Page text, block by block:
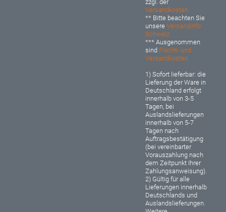
zzgl. der
Versandkosten
** Bitte beachten Sie
unsereVersandinfo
Schweiz
*** Ausgenommen
sind Fracht- und
Versandkosten
1) Sofort lieferbar: die
Lieferung der Ware in
Deutschland erfolgt
innerhalb von 3-5
Tagen, bei
Auslandslieferungen
innerhalb von 5-7
Tagen nach
Auftragsbestätigung
(bei vereinbarter
Vorauszahlung nach
dem Zeitpunkt Ihrer
Zahlungsanweisung).
2) Gültig für alle
Lieferungen innerhalb
Deutschlands und
Auslandslieferungen.